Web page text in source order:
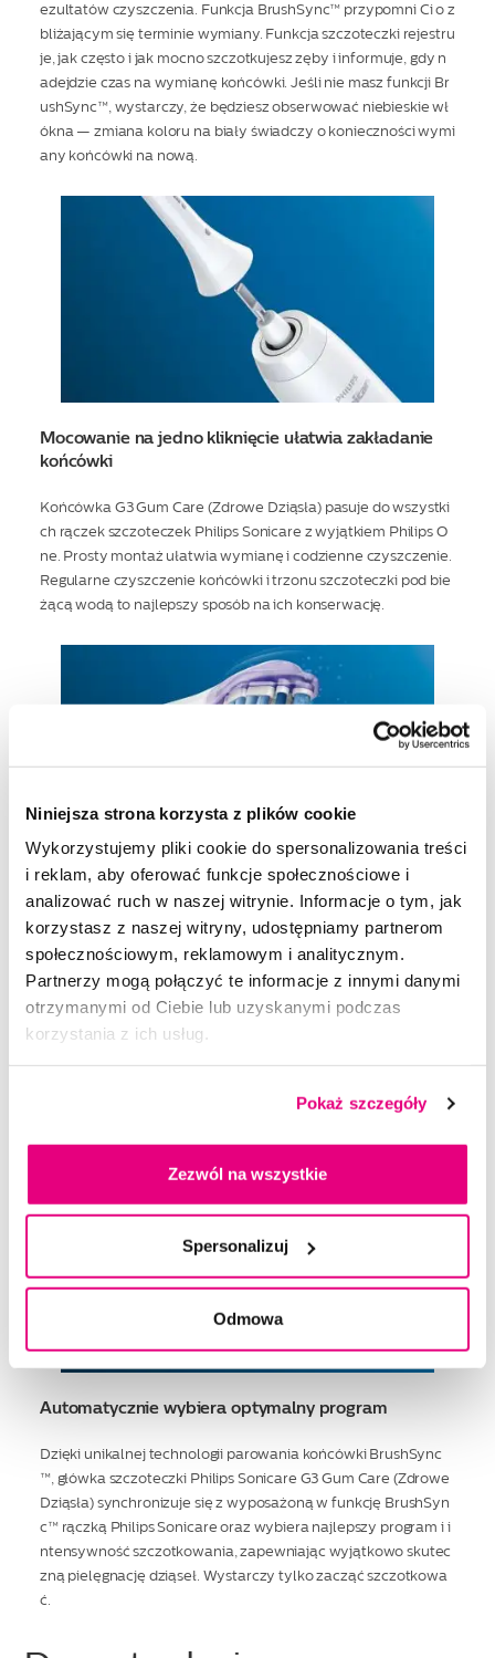
Niniejsza strona korzysta z plików cookie
Wykorzystujemy pliki cookie do spersonalizowania treści
i reklam, aby oferować funkcje społecznościowe i
analizować ruch w naszej witrynie. Informacje o tym, jak
korzystasz z naszej witryny, udostępniamy partnerom
społecznościowym, reklamowym i analitycznym.
Partnerzy mogą połączyć te informacje z innymi danymi
otrzymanymi od Ciebie lub uzyskanymi podczas
korzystania z ich usług.
Pokaż szczegóły
Zezwól na wszystkie
Spersonalizuj
Odmowa
ezultatów czyszczenia. Funkcja BrushSync™ przypomni Ci o z
bliżającym się terminie wymiany. Funkcja szczoteczki rejestru
je, jak często i jak mocno szczotkujesz zęby i informuje, gdy n
adejdzie czas na wymianę końcówki. Jeśli nie masz funkcji Br
ushSync™, wystarczy, że będziesz obserwować niebieskie wł
ókna — zmiana koloru na biały świadczy o konieczności wymi
any końcówki na nową.
Mocowanie na jedno kliknięcie ułatwia zakładanie
końcówki
Końcówka G3 Gum Care (Zdrowe Dziąsła) pasuje do wszystki
ch rączek szczoteczek Philips Sonicare z wyjątkiem Philips O
ne. Prosty montaż ułatwia wymianę i codzienne czyszczenie.
Regularne czyszczenie końcówki i trzonu szczoteczki pod bie
żącą wodą to najlepszy sposób na ich konserwację.
Zaawansowana technologia soniczna Sonicare
Szczoteczki Philips Sonicare, wykonują optymalną liczbę ruc
hów pulsacyjnych. To połączenie dynamicznego ruchu końcó
wki, która mechanicznie rozbija płytkę bakteryjną i szerokich
ruchów wymiatających – rekomendowanych przez dentystó
w, które usuwają rozbitą płytkę bakteryjną, przebarwienia i o
dno dostępnych miejsc jak przestrzenie międzyzębowe oraz
Automatycznie wybiera optymalny program
Dzięki unikalnej technologii parowania końcówki BrushSync
™, główka szczoteczki Philips Sonicare G3 Gum Care (Zdrowe
Dziąsła) synchronizuje się z wyposażoną w funkcję BrushSyn
c™ rączką Philips Sonicare oraz wybiera najlepszy program i i
ntensywność szczotkowania, zapewniając wyjątkowo skutec
zną pielęgnację dziąseł. Wystarczy tylko zacząć szczotkowa
ć.